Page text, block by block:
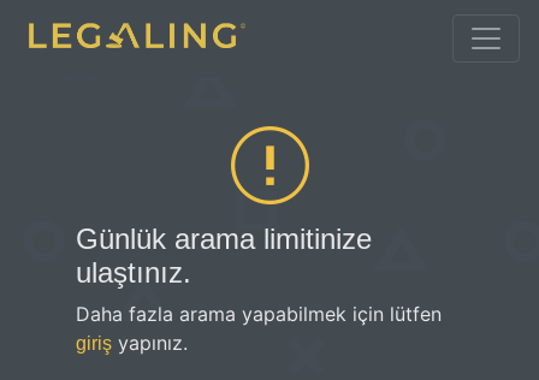
Günlük arama limitinize
ulaştınız.
Daha fazla arama yapabilmek için lütfen
giriş yapınız.